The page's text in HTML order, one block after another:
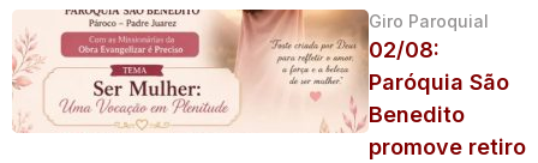
Giro Paroquial
02/08:
Paróquia São
Benedito
promove retiro